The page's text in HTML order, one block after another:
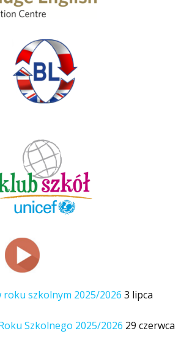
roku szkolnym 2025/2026 3 lipca
Szkolnego 2025/2026 29 czerwca